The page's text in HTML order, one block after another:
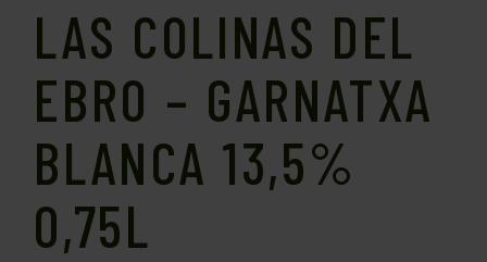
LAS COLINAS DEL
EBRO – GARNATXA
BLANCA 13,5%
0,75L